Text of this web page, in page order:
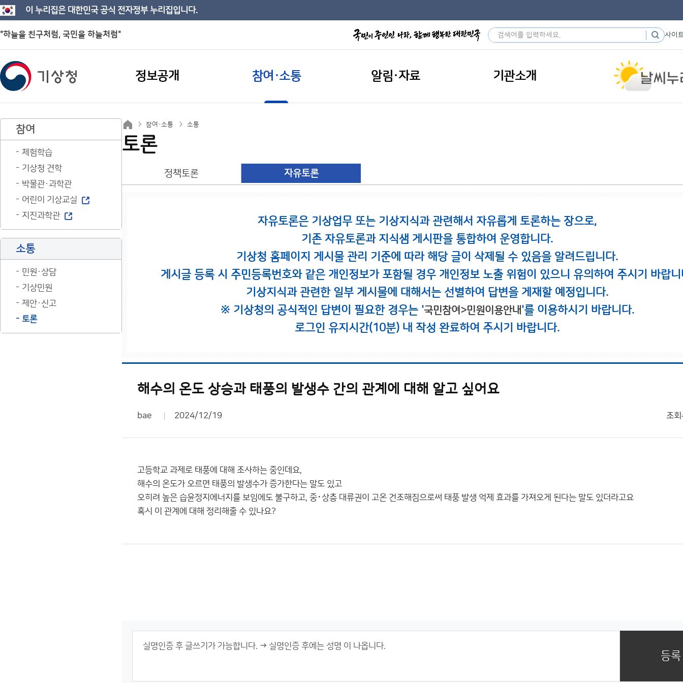
이 누리집은 대한민국 공식 전자정부 누리집입니다.
"하늘을 친구처럼, 국민을 하늘처럼" 사이
정보공개 참여·소통 알림·자료 기관소개
참여
체험학습
기상청 견학
박물관·과학관
어린이 기상교실
지진과학관
소통
민원·상담
기상민원
제안·신고
토론
참여·소통 소통
토론
정책토론 자유토론
자유토론은 기상업무 또는 기상지식과 관련해서 자유롭게 토론하는 장으로,
기존 자유토론과 지식샘 게시판을 통합하여 운영합니다.
기상청 홈페이지 게시물 관리 기준에 따라 해당 글이 삭제될 수 있음을 알려드립니다.
게시글 등록 시 주민등록번호와 같은 개인정보가 포함될 경우 개인정보 노출 위험이 있으니 유의하여 주시기 바랍니
기상지식과 관련한 일부 게시물에 대해서는 선별하여 답변을 게재할 예정입니다.
※ 기상청의 공식적인 답변이 필요한 경우는 '국민참여>민원이용안내'를 이용하시기 바랍니다.
로그인 유지시간(10분) 내 작성 완료하여 주시기 바랍니다.
해수의 온도 상승과 태풍의 발생수 간의 관계에 대해 알고 싶어요
bae 2024/12/19 조회
고등학교 과제로 태풍에 대해 조사하는 중인데요,
해수의 온도가 오르면 태풍의 발생수가 증가한다는 말도 있고
오히려 높은 습윤정지에너지를 보임에도 불구하고, 중･상층 대류권이 고온 건조해짐으로써 태풍 발생 억제 효과를 가져오게 된다는 말도 있더라고요
혹시 이 관계에 대해 정리해줄 수 있나요?
등록